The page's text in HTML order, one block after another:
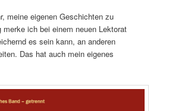
meine eigenen Geschichten zu
ich bei einem neuen Lektorat
es sein kann, an anderen
Das hat auch mein eigenes